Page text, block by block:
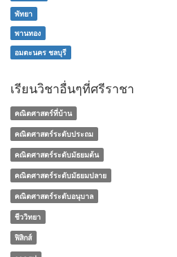
พัทยา
พานทอง
อมตะนคร ชลบุรี
เรียนวิชาอื่นๆที่ศรีราชา
คณิตศาสตร์ที่บ้าน
คณิตศาสตร์ระดับประถม
คณิตศาสตร์ระดับมัธยมต้น
คณิตศาสตร์ระดับมัธยมปลาย
คณิตศาสตร์ระดับอนุบาล
ชีววิทยา
ฟิสิกส์